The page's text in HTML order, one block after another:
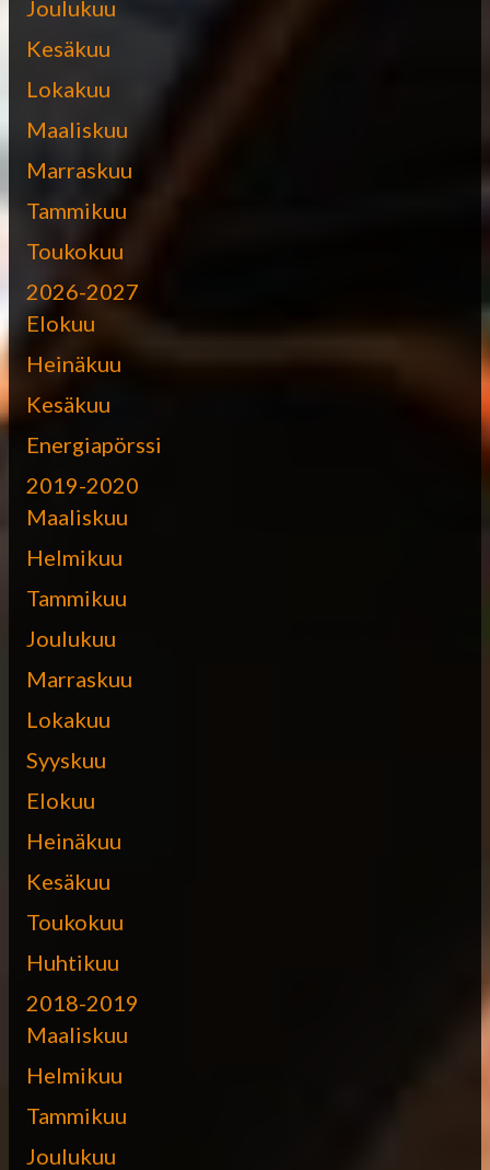
Joulukuu
Kesäkuu
Lokakuu
Maaliskuu
Marraskuu
Tammikuu
Toukokuu
2026-2027
Elokuu
Heinäkuu
Kesäkuu
Energiapörssi
2019-2020
Maaliskuu
Helmikuu
Tammikuu
Joulukuu
Marraskuu
Lokakuu
Syyskuu
Elokuu
Heinäkuu
Kesäkuu
Toukokuu
Huhtikuu
2018-2019
Maaliskuu
Helmikuu
Tammikuu
Joulukuu